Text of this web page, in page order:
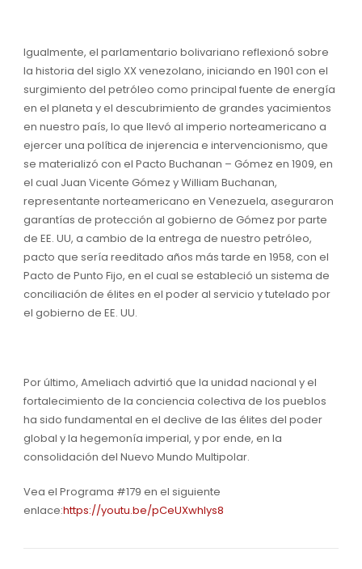
Igualmente, el parlamentario bolivariano reflexionó sobre
la historia del siglo XX venezolano, iniciando en 1901 con el
surgimiento del petróleo como principal fuente de energía
en el planeta y el descubrimiento de grandes yacimientos
en nuestro país, lo que llevó al imperio norteamericano a
ejercer una política de injerencia e intervencionismo, que
se materializó con el Pacto Buchanan – Gómez en 1909, en
el cual Juan Vicente Gómez y William Buchanan,
representante norteamericano en Venezuela, aseguraron
garantías de protección al gobierno de Gómez por parte
de EE. UU, a cambio de la entrega de nuestro petróleo,
pacto que sería reeditado años más tarde en 1958, con el
Pacto de Punto Fijo, en el cual se estableció un sistema de
conciliación de élites en el poder al servicio y tutelado por
el gobierno de EE. UU.
Por último, Ameliach advirtió que la unidad nacional y el
fortalecimiento de la conciencia colectiva de los pueblos
ha sido fundamental en el declive de las élites del poder
global y la hegemonía imperial, y por ende, en la
consolidación del Nuevo Mundo Multipolar.
Vea el Programa #179 en el siguiente
enlace:https://youtu.be/pCeUXwhIys8